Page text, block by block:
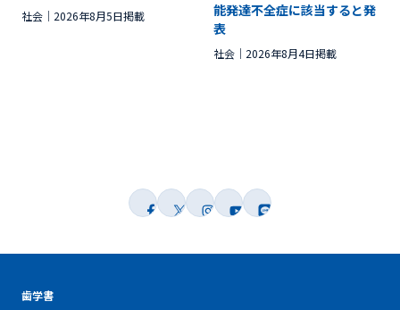
社会 2026年8月5日掲載
能発達不全症に該当すると発
表
社会 2026年8月4日掲載
歯学書